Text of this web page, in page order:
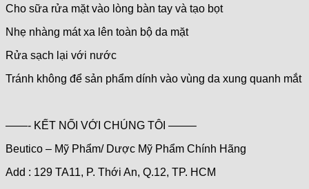
Cho sữa rửa mặt vào lòng bàn tay và tạo bọt
Nhẹ nhàng mát xa lên toàn bộ da mặt
Rửa sạch lại với nước
Tránh không để sản phẩm dính vào vùng da xung quanh mắt
——- KẾT NỐI VỚI CHÚNG TÔI ——–
Beutico – Mỹ Phẩm/ Dược Mỹ Phẩm Chính Hãng
Add : 129 TA11, P. Thới An, Q.12, TP. HCM